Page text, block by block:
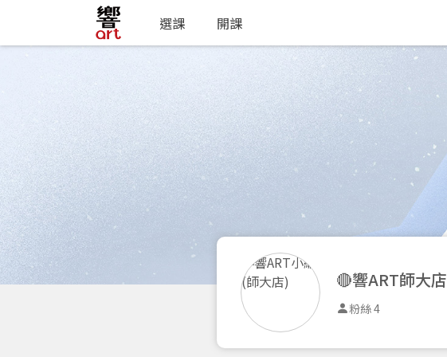
選課 開課
🔴響ART師大店
粉絲 4